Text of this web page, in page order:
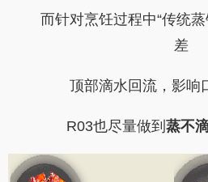
而针对烹饪过程中“传统
差
顶部滴水回流，影响
R03也尽量做到 蒸不